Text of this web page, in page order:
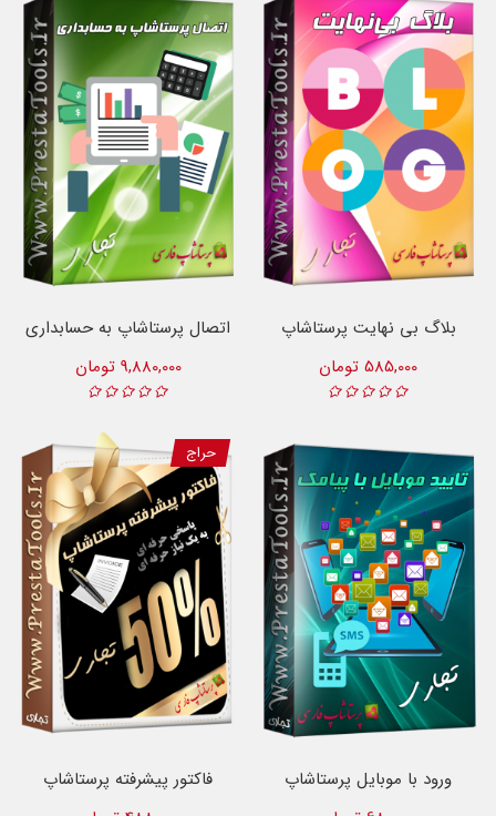
بلاگ بی نهایت پرستاشاپ
585,000 تومان
اتصال پرستاشاپ به حسابداری
9,880,000 تومان
ورود با موبایل پرستاشاپ
حراج
فاکتور پیشرفته پرستاشاپ